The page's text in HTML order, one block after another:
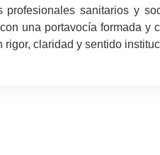
sanitarios y
una portavocía formada y
claridad y sentido